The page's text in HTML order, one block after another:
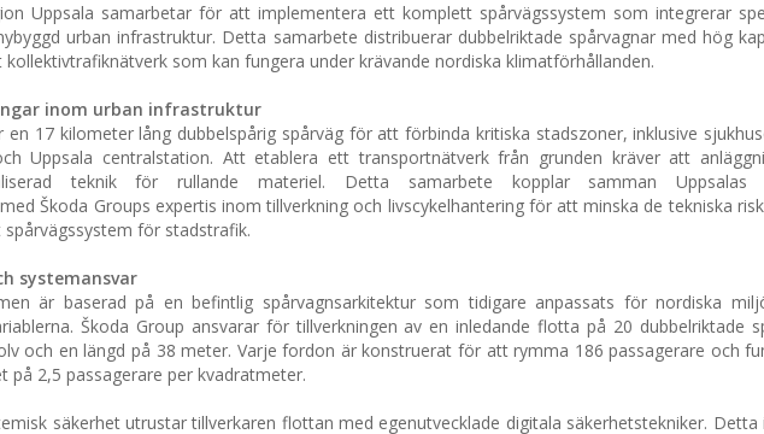
Uppsala samarbetar för att implementera ett komplett spårvägssystem som integrerar
urban infrastruktur. Detta samarbete distribuerar dubbelriktade spårvagnar med hög
som kan fungera under krävande nordiska klimatförhållanden.
inom urban infrastruktur
en 17 kilometer lång dubbelspårig spårväg för att förbinda kritiska stadszoner, inklusive
Uppsala centralstation. Att etablera ett transportnätverk från grunden kräver att
teknik för rullande materiel. Detta samarbete kopplar samman Uppsalas
Škoda Groups expertis inom tillverkning och livscykelhantering för att minska de tekniska
för stadstrafik.
systemansvar
är baserad på en befintlig spårvagnsarkitektur som tidigare anpassats för nordiska
Škoda Group ansvarar för tillverkningen av en inledande flotta på 20 dubbelriktade
och en längd på 38 meter. Varje fordon är konstruerat för att rymma 186 passagerare och
på 2,5 passagerare per kvadratmeter.
säkerhet utrustar tillverkaren flottan med egenutvecklade digitala säkerhetstekniker. Detta